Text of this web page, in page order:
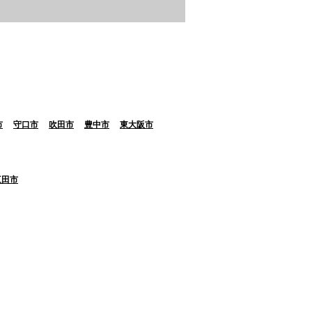
守口市 吹田市 豊中市 東大阪市
市